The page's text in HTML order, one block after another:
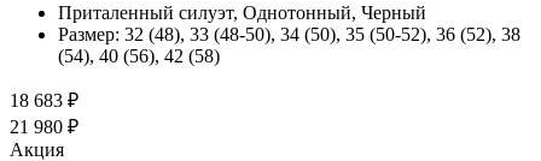
Приталенный силуэт, Однотонный, Черный
Размер: 32 (48), 33 (48-50), 34 (50), 35 (50-52), 36 (52), 38
(54), 40 (56), 42 (58)
18 683 ₽
21 980 ₽
Акция